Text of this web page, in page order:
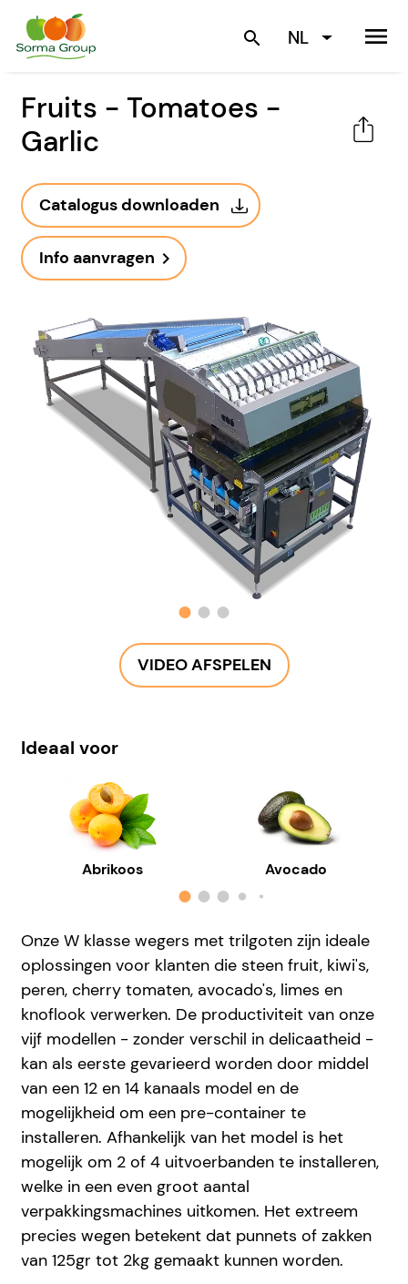
search NL menu
Fruits - Tomatoes -
Garlic
Catalogus downloaden
Info aanvragen navigate_next
VIDEO AFSPELEN
Ideaal voor
Abrikoos Avocado
Onze W klasse wegers met trilgoten zijn ideale
oplossingen voor klanten die steen fruit, kiwi's,
peren, cherry tomaten, avocado's, limes en
knoflook verwerken. De productiviteit van onze
vijf modellen - zonder verschil in delicaatheid -
kan als eerste gevarieerd worden door middel
van een 12 en 14 kanaals model en de
mogelijkheid om een pre-container te
installeren. Afhankelijk van het model is het
mogelijk om 2 of 4 uitvoerbanden te installeren,
welke in een even groot aantal
verpakkingsmachines uitkomen. Het extreem
precies wegen betekent dat punnets of zakken
van 125gr tot 2kg gemaakt kunnen worden.